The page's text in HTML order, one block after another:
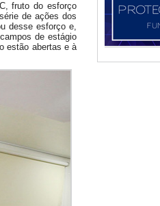
fruto do esforço
de ações dos
desse esforço e,
de estágio
estão abertas e à